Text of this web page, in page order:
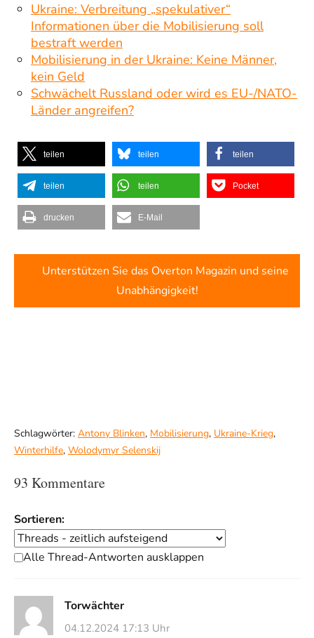
Ukraine: Verbreitung „spekulativer“
Informationen über die Mobilisierung soll
bestraft werden
Mobilisierung in der Ukraine: Keine Männer,
kein Geld
Schwächelt Russland oder wird es EU-/NATO-
Länder angreifen?
teilen teilen teilen
teilen teilen Pocket
drucken E-Mail
Unterstützen Sie das Overton Magazin und seine
Unabhängigkeit!
Schlagwörter: Antony Blinken, Mobilisierung, Ukraine-Krieg,
Winterhilfe, Wolodymyr Selenskij
93 Kommentare
Sortieren:
Alle Thread-Antworten ausklappen
Torwächter
04.12.2024 17:13 Uhr